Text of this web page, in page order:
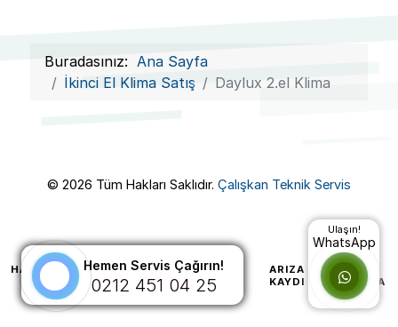
Hemen Servis Çağırın!
0212 451 04 25
Ulaşın!
WhatsApp
Buradasınız: Ana Sayfa
İkinci El Klima Satış
Daylux 2.el Klima
© 2026 Tüm Hakları Saklıdır. Çalışkan Teknik Servis
HAKKIMIZDA HIZMETLERIMIZ
ARIZA
KAYDI
2EL
KLIMA